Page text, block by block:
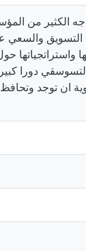
الكثير من
والسعي
واستراتجياتها
دورا
ان توجد